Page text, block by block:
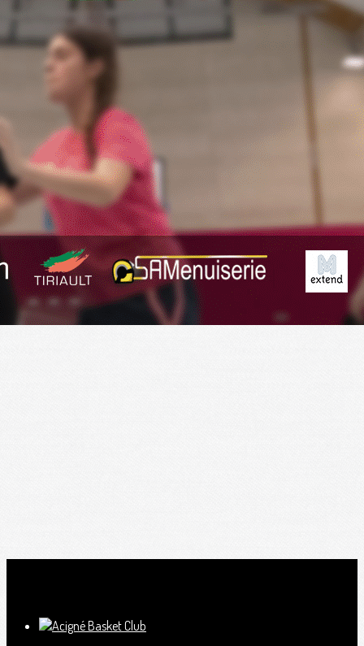
Exporter les lignes sélectionnées
Exporter toutes les colonnes
Exporter uniquement les colonnes affichées
Planning
Derniers Résultats
Résumé des matchs
?>
Images de la page d'accueil
Cliquez pour éditer